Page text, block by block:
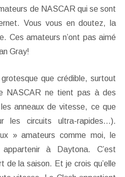
de NASCAR qui se sont
Vous vous en doutez, la
Ces amateurs n’ont pas aimé
Gray!
grotesque que crédible, surtout
NASCAR ne tient pas à des
anneaux de vitesse, ce que
les circuits ultra-rapides…).
» amateurs comme moi, le
à Daytona. C’est
de la saison. Et je crois qu’elle